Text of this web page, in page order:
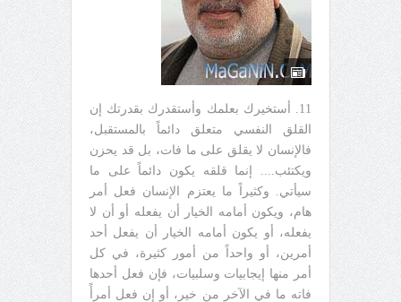
11. أستخيرك بعلمك وأستقدرك بقدرتك إن
القلق النفسي متعلق دائماً بالمستقبل،
فالإنسان لا يقلق على ما فات، بل قد يحزن
ويكتئب.... إنما قلقه يكون دائماً على ما
سيأتي. وكثيراً ما يعتزم الإنسان فعل أمر
هام، ويكون أمامه الخيار أن يفعله أو أن لا
يفعله، أو يكون أمامه الخيار أن يفعل أحد
أمرين، أو واحداً من أمور كثيرة، في كل
أمر منها إيجابيات وسلبيات، فإن فعل أحدها
فاته ما في الآخر من خير، أو إن فعل أمرأً